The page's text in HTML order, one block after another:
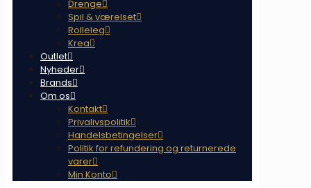
Drenge
Spil & værelset
Rolleleg
Krea
Outlet
Nyheder
Brands
Om os
Kontakt
Privalivspolitik
Handelsbetingelser
Politik for refundering og returnerede
varer
Min Konto